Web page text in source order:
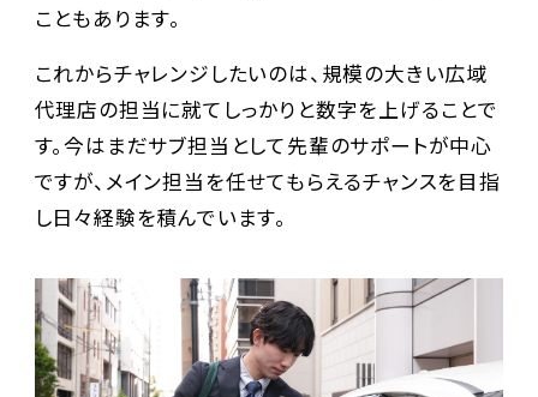
こともあります。
これからチャレンジしたいのは、規模の大きい広域
代理店の担当に就てしっかりと数字を上げることで
す。今はまだサブ担当として先輩のサポートが中心
ですが、メイン担当を任せてもらえるチャンスを目指
し日々経験を積んでいます。